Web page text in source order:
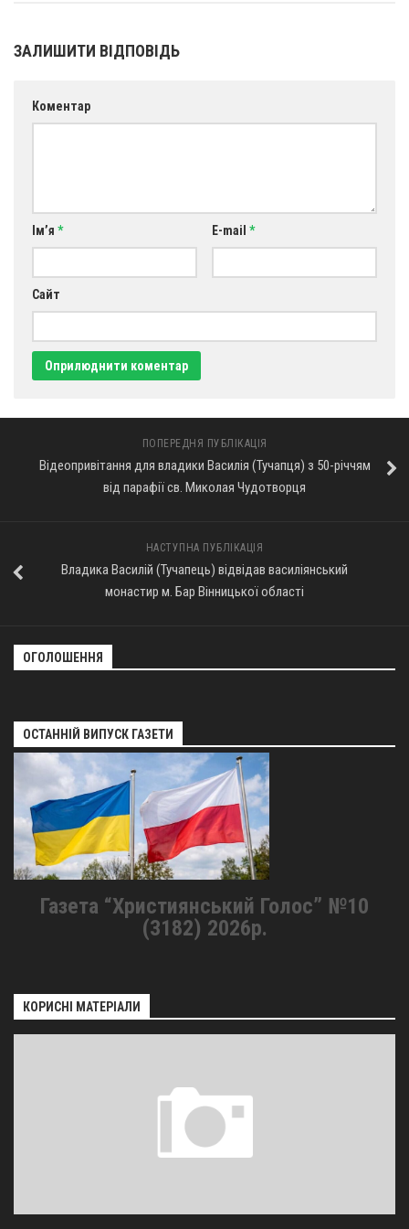
Комісія у справах родини
Комісія з питань душпастирства охорони здоров’я
Спільноти
Квіти Слобожанщини
Харківщина
Полтавщина
Трансляції
ЗАЛИШИТИ ВІДПОВІДЬ
Коментар
Ім’я * E-mail *
Сайт
ПОПЕРЕДНЯ ПУБЛІКАЦІЯ
Відеопривітання для владики Василія (Тучапця) з 50-річчям
від парафії св. Миколая Чудотворця
НАСТУПНА ПУБЛІКАЦІЯ
Владика Василій (Тучапець) відвідав василіянський
монастир м. Бар Вінницької області
ОГОЛОШЕННЯ
ОСТАННІЙ ВИПУСК ГАЗЕТИ
Газета “Християнський Голос” №10
(3182) 2026р.
КОРИСНІ МАТЕРІАЛИ